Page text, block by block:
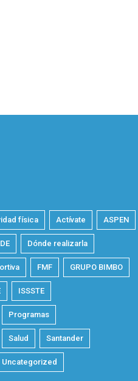
física Actívate ASPEN
Dónde realizarla
FMF GRUPO BIMBO
ISSSTE
Programas
Salud Santander
Uncategorized